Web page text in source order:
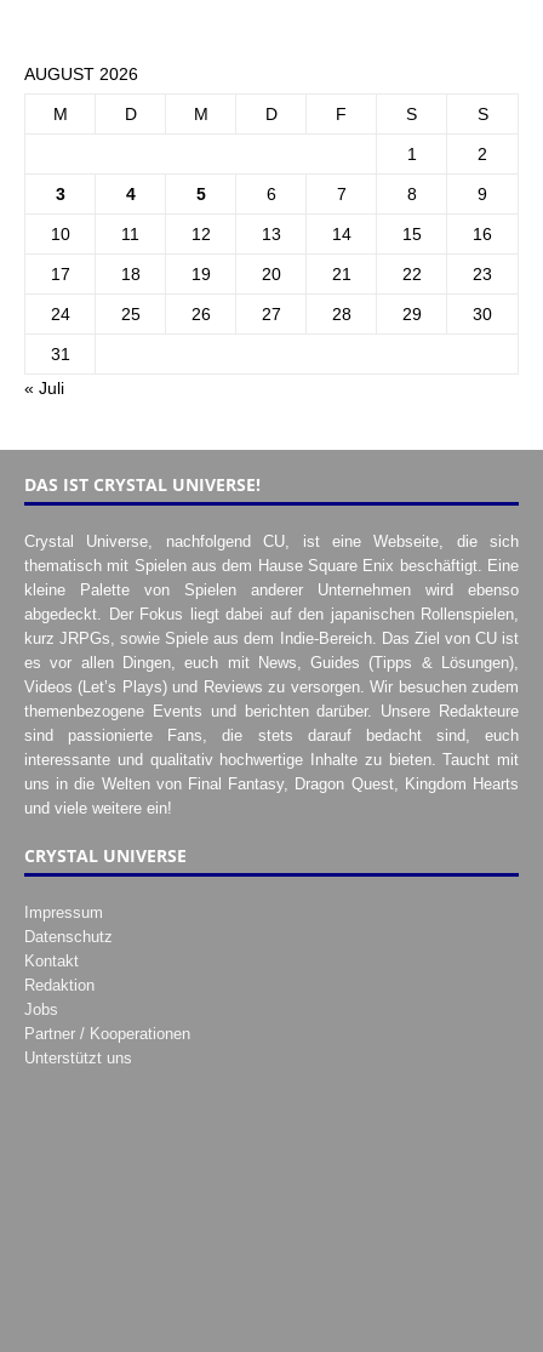
AUGUST 2026
M D M D F S S
1 2
3 4 5 6 7 8 9
10 11 12 13 14 15 16
17 18 19 20 21 22 23
24 25 26 27 28 29 30
31
« Juli
DAS IST CRYSTAL UNIVERSE!
Crystal Universe, nachfolgend CU, ist eine Webseite, die sich
thematisch mit Spielen aus dem Hause Square Enix beschäftigt. Eine
kleine Palette von Spielen anderer Unternehmen wird ebenso
abgedeckt. Der Fokus liegt dabei auf den japanischen Rollenspielen,
kurz JRPGs, sowie Spiele aus dem Indie-Bereich. Das Ziel von CU ist
es vor allen Dingen, euch mit News, Guides (Tipps & Lösungen),
Videos (Let’s Plays) und Reviews zu versorgen. Wir besuchen zudem
themenbezogene Events und berichten darüber. Unsere Redakteure
sind passionierte Fans, die stets darauf bedacht sind, euch
interessante und qualitativ hochwertige Inhalte zu bieten. Taucht mit
uns in die Welten von Final Fantasy, Dragon Quest, Kingdom Hearts
und viele weitere ein!
CRYSTAL UNIVERSE
Impressum
Datenschutz
Kontakt
Redaktion
Jobs
Partner / Kooperationen
Unterstützt uns